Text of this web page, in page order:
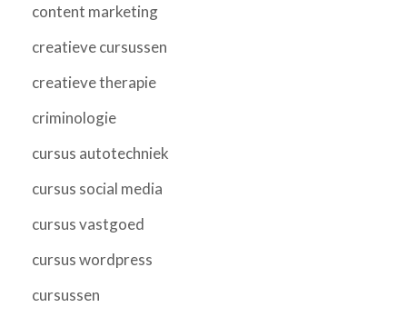
content marketing
creatieve cursussen
creatieve therapie
criminologie
cursus autotechniek
cursus social media
cursus vastgoed
cursus wordpress
cursussen